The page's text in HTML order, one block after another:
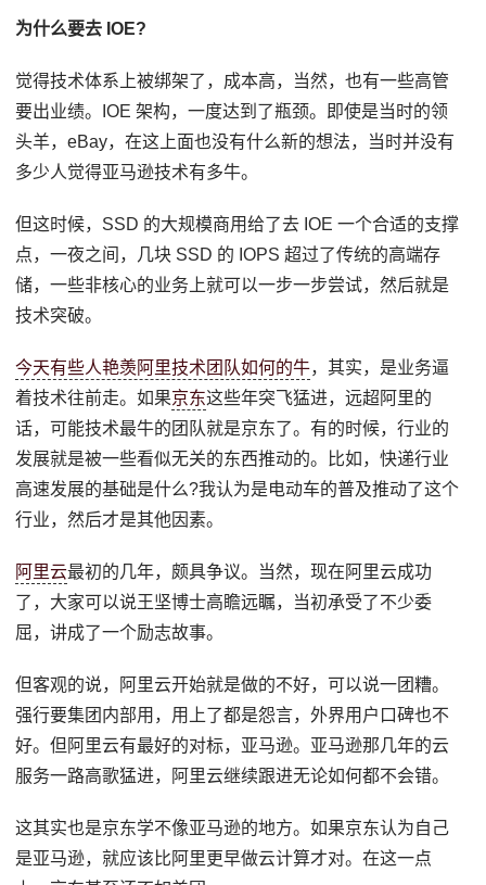
为什么要去 IOE?
觉得技术体系上被绑架了，成本高，当然，也有一些高管
要出业绩。IOE 架构，一度达到了瓶颈。即使是当时的领
头羊，eBay，在这上面也没有什么新的想法，当时并没有
多少人觉得亚马逊技术有多牛。
但这时候，SSD 的大规模商用给了去 IOE 一个合适的支撑
点，一夜之间，几块 SSD 的 IOPS 超过了传统的高端存
储，一些非核心的业务上就可以一步一步尝试，然后就是
技术突破。
今天有些人艳羡阿里技术团队如何的牛，其实，是业务逼
着技术往前走。如果京东这些年突飞猛进，远超阿里的
话，可能技术最牛的团队就是京东了。有的时候，行业的
发展就是被一些看似无关的东西推动的。比如，快递行业
高速发展的基础是什么?我认为是电动车的普及推动了这个
行业，然后才是其他因素。
阿里云最初的几年，颇具争议。当然，现在阿里云成功
了，大家可以说王坚博士高瞻远瞩，当初承受了不少委
屈，讲成了一个励志故事。
但客观的说，阿里云开始就是做的不好，可以说一团糟。
强行要集团内部用，用上了都是怨言，外界用户口碑也不
好。但阿里云有最好的对标，亚马逊。亚马逊那几年的云
服务一路高歌猛进，阿里云继续跟进无论如何都不会错。
这其实也是京东学不像亚马逊的地方。如果京东认为自己
是亚马逊，就应该比阿里更早做云计算才对。在这一点